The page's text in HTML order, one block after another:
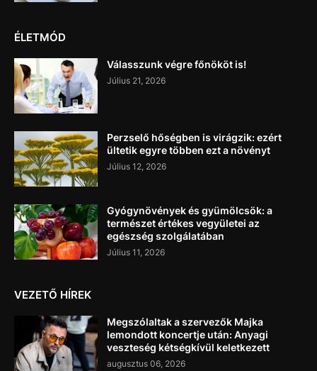
ÉLETMÓD
Válasszunk végre főnököt is!
Július 21, 2026
Perzselő hőségben is virágzik: ezért
ültetik egyre többen ezt a növényt
Július 12, 2026
Gyógynövények és gyümölcsök: a
természet értékes vegyületei az
egészség szolgálatában
Július 11, 2026
VEZETŐ HÍREK
Megszólaltak a szervezők Majka
lemondott koncertje után: Anyagi
veszteség kétségkívül keletkezett
augusztus 06, 2026